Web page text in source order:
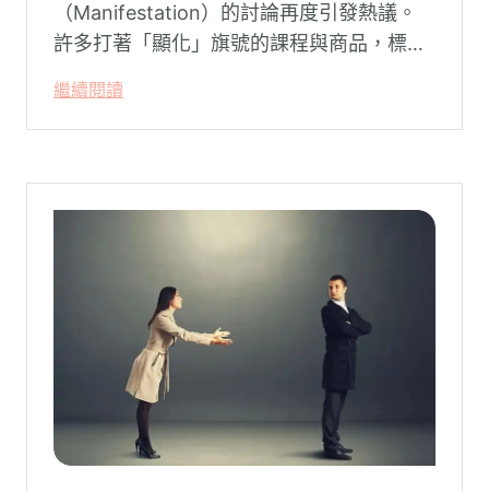
（Manifestation）的討論再度引發熱議。
許多打著「顯化」旗號的課程與商品，標榜
能吸引財富、關係與健康。這類論述聽起來
療癒，卻經常缺乏實證基礎，甚至可能對正
繼續閱讀